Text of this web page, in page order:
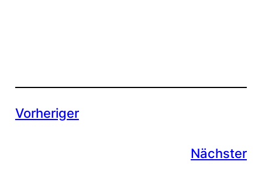
Vorheriger
Nächster